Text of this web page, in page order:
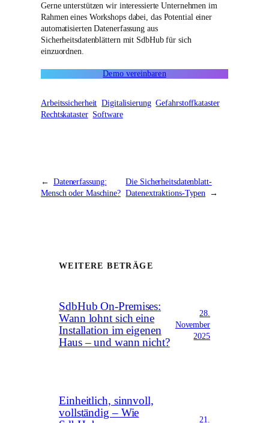
Gerne unterstützen wir interessierte Unternehmen im
Rahmen eines Workshops dabei, das Potential einer
automatisierten Datenerfassung aus
Sicherheitsdatenblättern mit SdbHub für sich
einzuordnen.
Demo vereinbaren
Arbeitssicherheit Digitalisierung Gefahrstoffkataster
Rechtskataster Software
← Datenerfassung:
Mensch oder Maschine?
Die Sicherheitsdatenblatt-
Datenextraktions-Typen
→
WEITERE BETRÄGE
SdbHub On-Premises:
Wann lohnt sich eine
Installation im eigenen
Haus – und wann nicht?
28.
November
2025
Einheitlich, sinnvoll,
vollständig – Wie
21.